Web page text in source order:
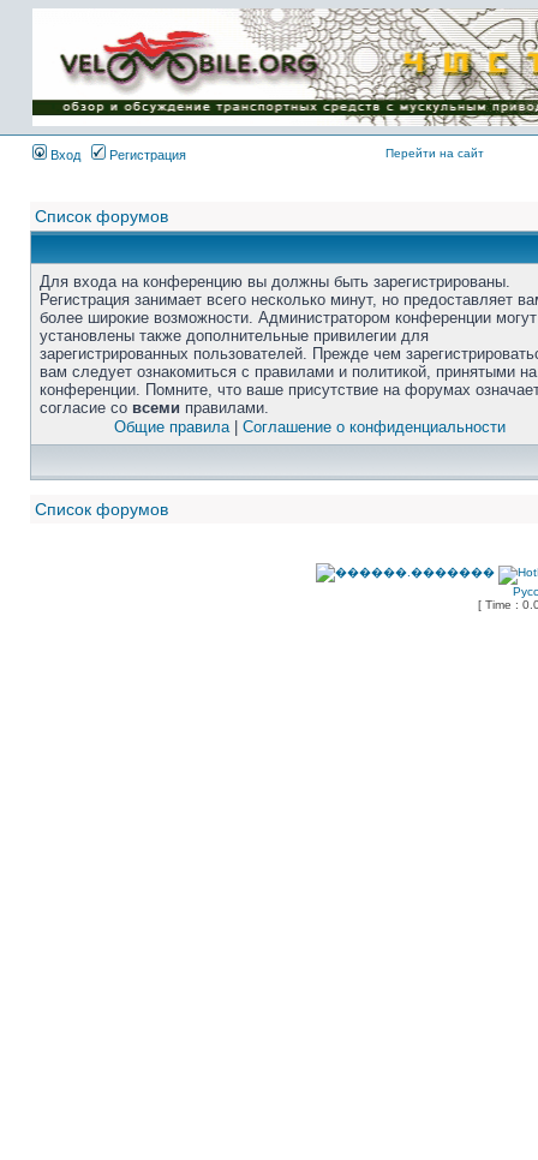
Вход Регистрация Перейти на сайт
Список форумов
Для входа на конференцию вы должны быть зарегистрированы.
Регистрация занимает всего несколько минут, но предоставляет
более широкие возможности. Администратором конференции
установлены также дополнительные привилегии для
зарегистрированных пользователей. Прежде чем
вам следует ознакомиться с правилами и политикой, принятыми на
конференции. Помните, что ваше присутствие на форумах
согласие со всеми правилами.
Общие правила| Соглашение о конфиденциальности
Список форумов
[ Time :